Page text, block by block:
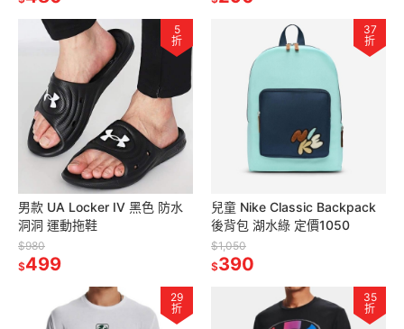
5
折
男款 UA Locker IV 黑色 防水
洞洞 運動拖鞋
$980
$499
37
折
兒童 Nike Classic Backpack
後背包 湖水綠 定價1050
$1,050
$390
29
折
35
折